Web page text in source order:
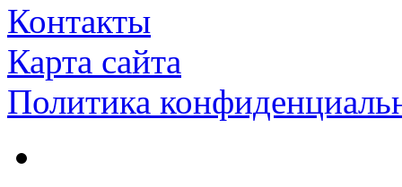
Контакты
Карта сайта
Политика